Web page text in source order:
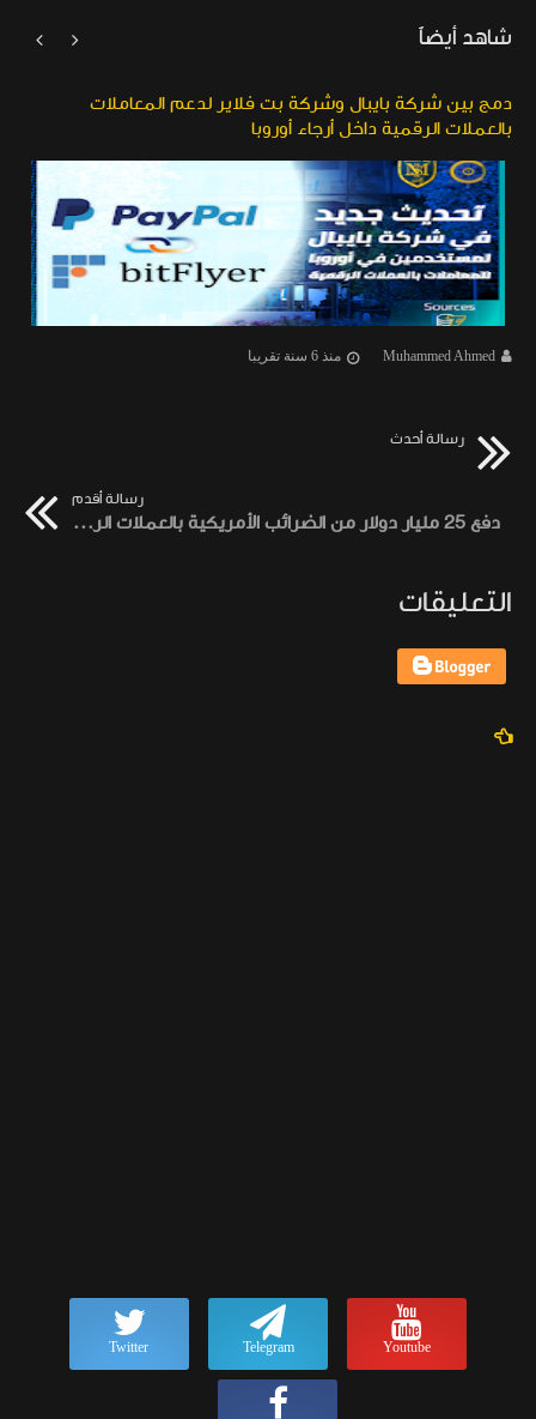
شاهد أيضاً
دمج بين شركة بايبال وشركة بت فلاير لدعم المعاملات
بالعملات الرقمية داخل أرجاء أوروبا
Muhammed Ahmed منذ 6 سنة تقريبا


رسالة أحدث
رسالة أقدم
دفع 25 مليار دولار من الضرائب الأمريكية بالعملات الرقمية
التعليقات
Youtube
Telegram
Twitter